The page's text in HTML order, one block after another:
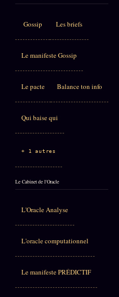
Gossip Les briefs
Le manifeste Gossip
Le pacte Balance ton info
Qui baise qui
+ 1 autres
Le Cabinet de l'Oracle
L'Oracle Analyse
L'oracle computationnel
Le manifeste PRÉDICTIF